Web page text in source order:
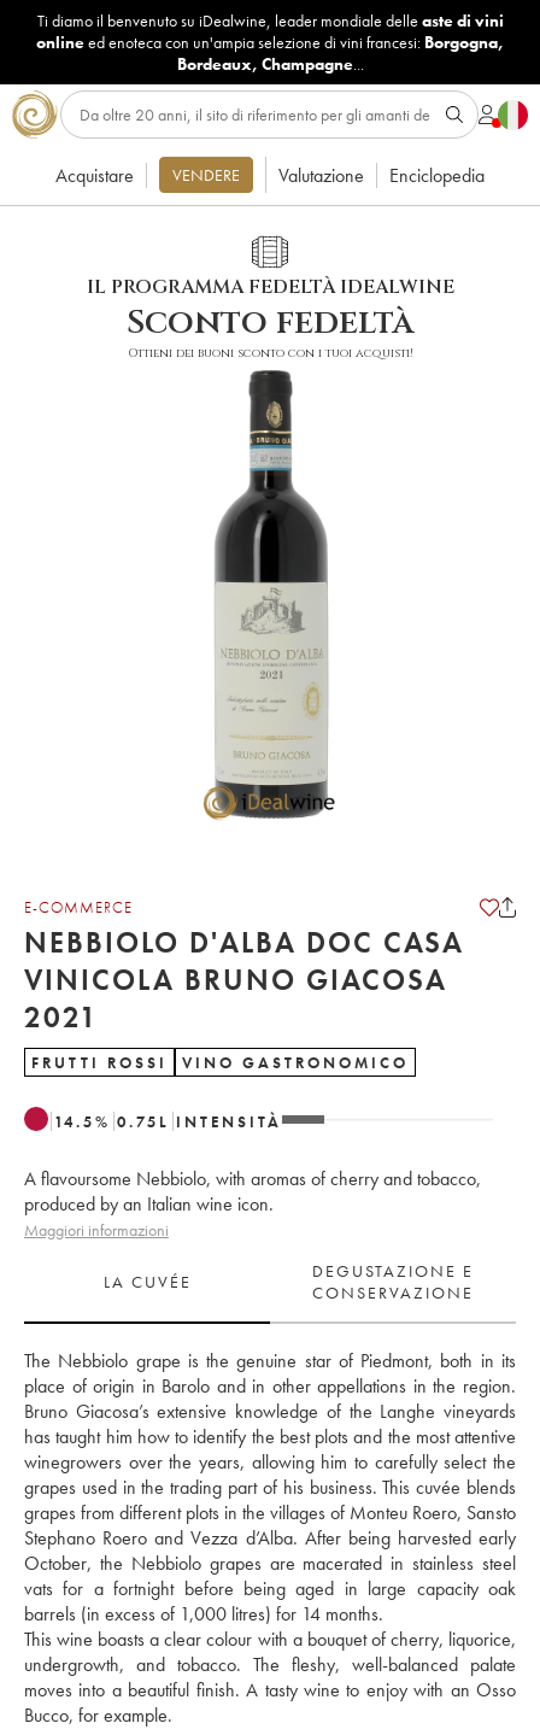
Ti diamo il benvenuto su iDealwine, leader mondiale delle aste di vini
onlineed enoteca con un'ampia selezione di vini francesi: Borgogna,
Bordeaux, Champagne...
Acquistare VENDERE Valutazione Enciclopedia
IL PROGRAMMA FEDELTÀ IDEALWINE
Sconto fedeltà
Ottieni dei buoni sconto con i tuoi acquisti!
E-COMMERCE
NEBBIOLO D'ALBA DOC CASA
VINICOLA BRUNO GIACOSA
2021
FRUTTI ROSSI VINO GASTRONOMICO
14.5% 0.75 L INTENSITÀ
A flavoursome Nebbiolo, with aromas of cherry and tobacco,
produced by an Italian wine icon.
Maggiori informazioni
LA CUVÉE
DEGUSTAZIONE E
CONSERVAZIONE
The Nebbiolo grape is the genuine star of Piedmont, both in its
place of origin in Barolo and in other appellations in the region.
Bruno Giacosa’s extensive knowledge of the Langhe vineyards
has taught him how to identify the best plots and the most attentive
winegrowers over the years, allowing him to carefully select the
grapes used in the trading part of his business. This cuvée blends
grapes from different plots in the villages of Monteu Roero, Sansto
Stephano Roero and Vezza d’Alba. After being harvested early
October, the Nebbiolo grapes are macerated in stainless steel
vats for a fortnight before being aged in large capacity oak
barrels (in excess of 1,000 litres) for 14 months.
This wine boasts a clear colour with a bouquet of cherry, liquorice,
undergrowth, and tobacco. The fleshy, well-balanced palate
moves into a beautiful finish. A tasty wine to enjoy with an Osso
Bucco, for example.